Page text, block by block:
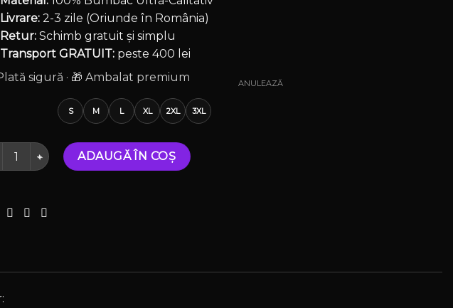
Livrare: 2-3 zile (Oriunde în România)
Retur: Schimb gratuit și simplu
Transport GRATUIT: peste 400 lei
sigură · 🎁 Ambalat premium
S M L XL 2XL 3XL
ANULEAZĂ
Tricou oversized BMW M2 G87 — FUCK LOVE, BUY ME A G87
ADAUGĂ ÎN COȘ